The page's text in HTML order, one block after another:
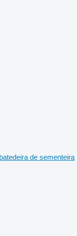
de sementeira